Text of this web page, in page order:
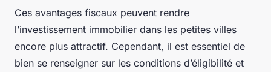
Ces avantages fiscaux peuvent rendre
l’investissement immobilier dans les petites villes
encore plus attractif. Cependant, il est essentiel de
bien se renseigner sur les conditions d’éligibilité et